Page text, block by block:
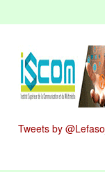
Tweets by